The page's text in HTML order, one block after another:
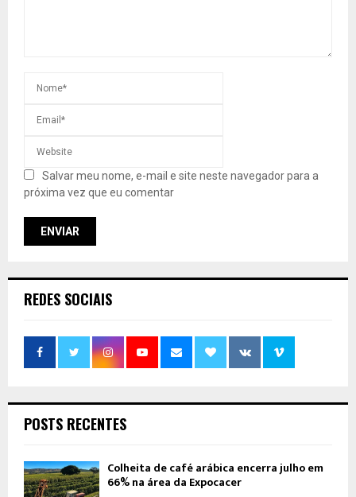
Salvar meu nome, e-mail e site neste navegador para a
próxima vez que eu comentar
REDES SOCIAIS
POSTS RECENTES
Colheita de café arábica encerra julho em
66% na área da Expocacer